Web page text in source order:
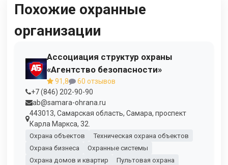
Похожие охранные
организации
Ассоциация структур охраны
«Агентство безопасности»
91,8
60 отзывов
+7 (846) 202-90-90
ab@samara-ohrana.ru
443013, Самарская область, Самара, проспект
Карла Маркса, 32.
Охрана объектов
Техническая охрана объектов
Охрана бизнеса
Охранные системы
Охрана домов и квартир
Пультовая охрана